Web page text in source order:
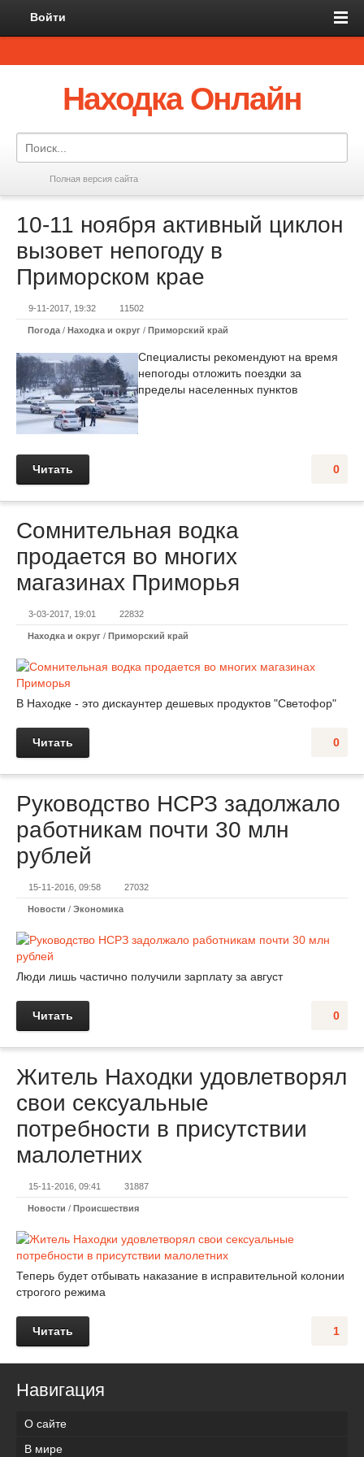
Войти
Находка Онлайн
Полная версия сайта
10-11 ноября активный циклон
вызовет непогоду в
Приморском крае
9-11-2017, 19:32 11502
Погода / Находка и округ / Приморский край
Специалисты рекомендуют на время
непогоды отложить поездки за
пределы населенных пунктов
0
Читать
Сомнительная водка
продается во многих
магазинах Приморья
3-03-2017, 19:01 22832
Находка и округ / Приморский край
В Находке - это дискаунтер дешевых продуктов "Светофор"
0
Читать
Руководство НСРЗ задолжало
работникам почти 30 млн
рублей
15-11-2016, 09:58 27032
Новости / Экономика
Люди лишь частично получили зарплату за август
0
Читать
Житель Находки удовлетворял
свои сексуальные
потребности в присутствии
малолетних
15-11-2016, 09:41 31887
Новости / Происшествия
Теперь будет отбывать наказание в исправительной колонии
строгого режима
1
Читать
Навигация
О сайте
В мире